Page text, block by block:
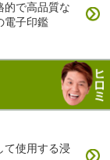
的で高品質な
電子印鑑
て使用する浸